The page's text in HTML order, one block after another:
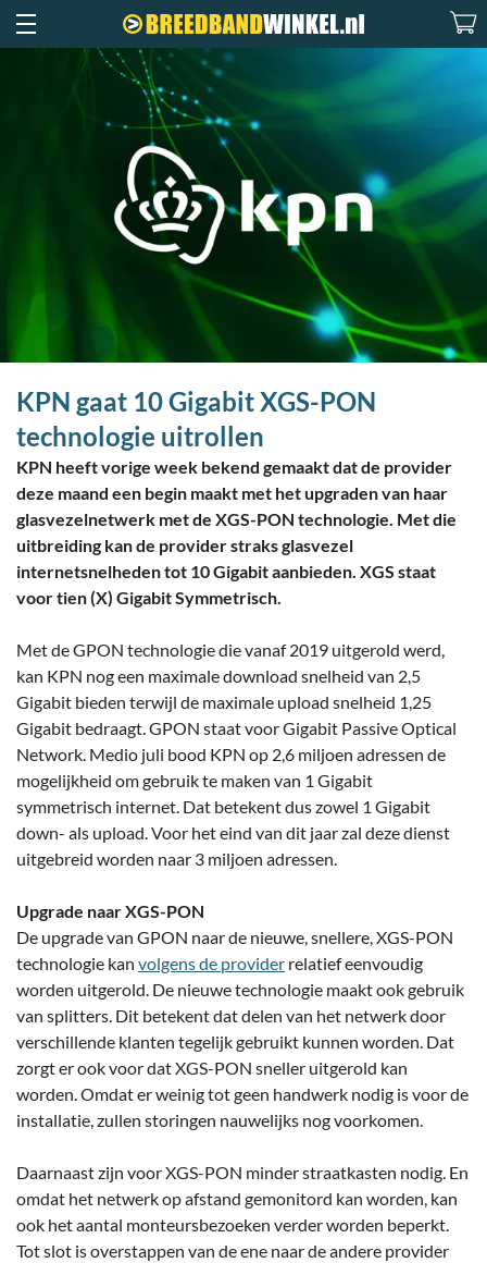
KPN gaat 10 Gigabit XGS-PON
technologie uitrollen
KPN heeft vorige week bekend gemaakt dat de provider
deze maand een begin maakt met het upgraden van haar
glasvezelnetwerk met de XGS-PON technologie. Met die
uitbreiding kan de provider straks glasvezel
internetsnelheden tot 10 Gigabit aanbieden. XGS staat
voor tien (X) Gigabit Symmetrisch.
Met de GPON technologie die vanaf 2019 uitgerold werd,
kan KPN nog een maximale download snelheid van 2,5
Gigabit bieden terwijl de maximale upload snelheid 1,25
Gigabit bedraagt. GPON staat voor Gigabit Passive Optical
Network. Medio juli bood KPN op 2,6 miljoen adressen de
mogelijkheid om gebruik te maken van 1 Gigabit
symmetrisch internet. Dat betekent dus zowel 1 Gigabit
down- als upload. Voor het eind van dit jaar zal deze dienst
uitgebreid worden naar 3 miljoen adressen.
Upgrade naar XGS-PON
De upgrade van GPON naar de nieuwe, snellere, XGS-PON
technologie kan volgens de provider relatief eenvoudig
worden uitgerold. De nieuwe technologie maakt ook gebruik
van splitters. Dit betekent dat delen van het netwerk door
verschillende klanten tegelijk gebruikt kunnen worden. Dat
zorgt er ook voor dat XGS-PON sneller uitgerold kan
worden. Omdat er weinig tot geen handwerk nodig is voor de
installatie, zullen storingen nauwelijks nog voorkomen.
Daarnaast zijn voor XGS-PON minder straatkasten nodig. En
omdat het netwerk op afstand gemonitord kan worden, kan
ook het aantal monteursbezoeken verder worden beperkt.
Tot slot is overstappen van de ene naar de andere provider